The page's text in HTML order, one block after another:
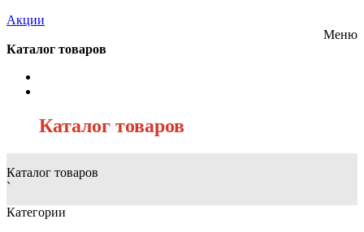
Акции
Меню
Каталог товаров
Каталог товаров
Каталог товаров
`
Категории